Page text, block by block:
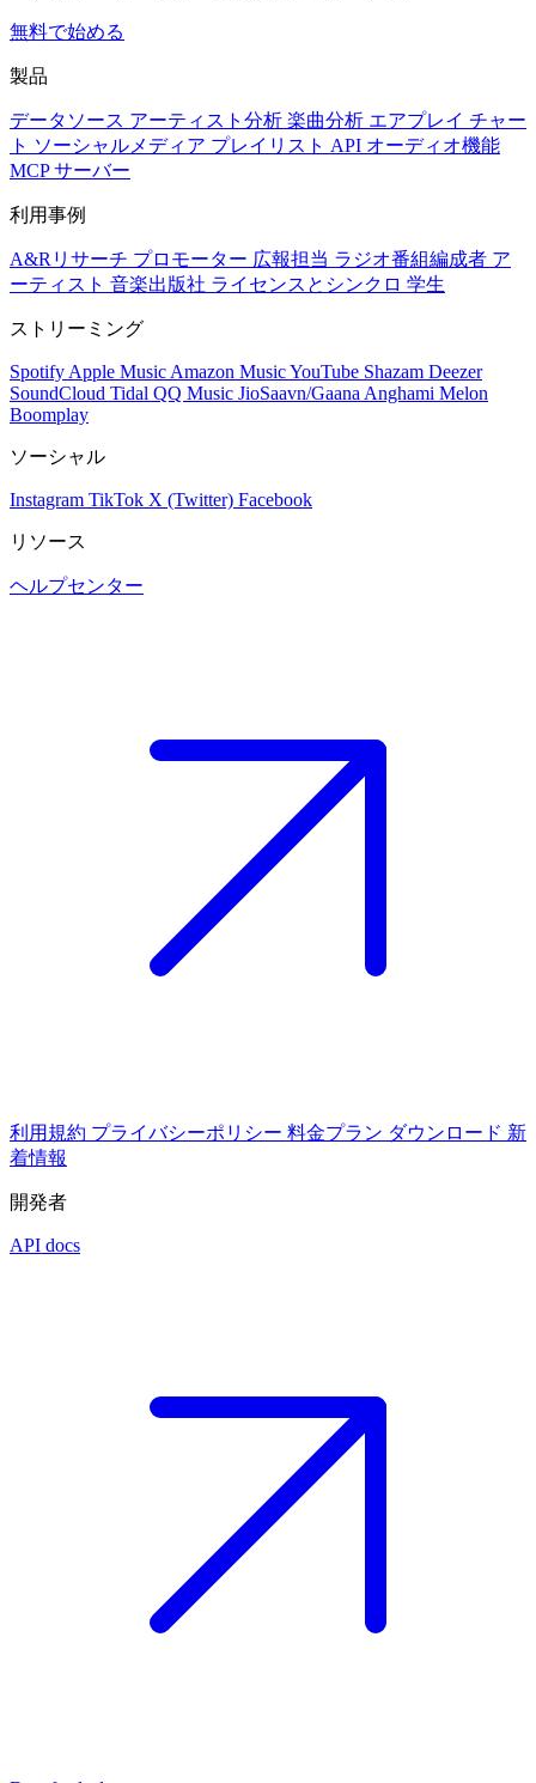
無料で始める
製品
データソース アーティスト分析 楽曲分析 エアプレイ チャー
ト ソーシャルメディア プレイリスト API オーディオ機能
MCP サーバー
利用事例
A&Rリサーチ プロモーター 広報担当 ラジオ番組編成者 ア
ーティスト 音楽出版社 ライセンスとシンクロ 学生
ストリーミング
Spotify Apple Music Amazon MusicYouTube Shazam Deezer
SoundCloud Tidal QQ Music JioSaavn/Gaana Anghami Melon
Boomplay
ソーシャル
Instagram TikTok X (Twitter) Facebook
リソース
ヘルプセンター
利用規約 プライバシーポリシー 料金プラン ダウンロード 新
着情報
開発者
API docs